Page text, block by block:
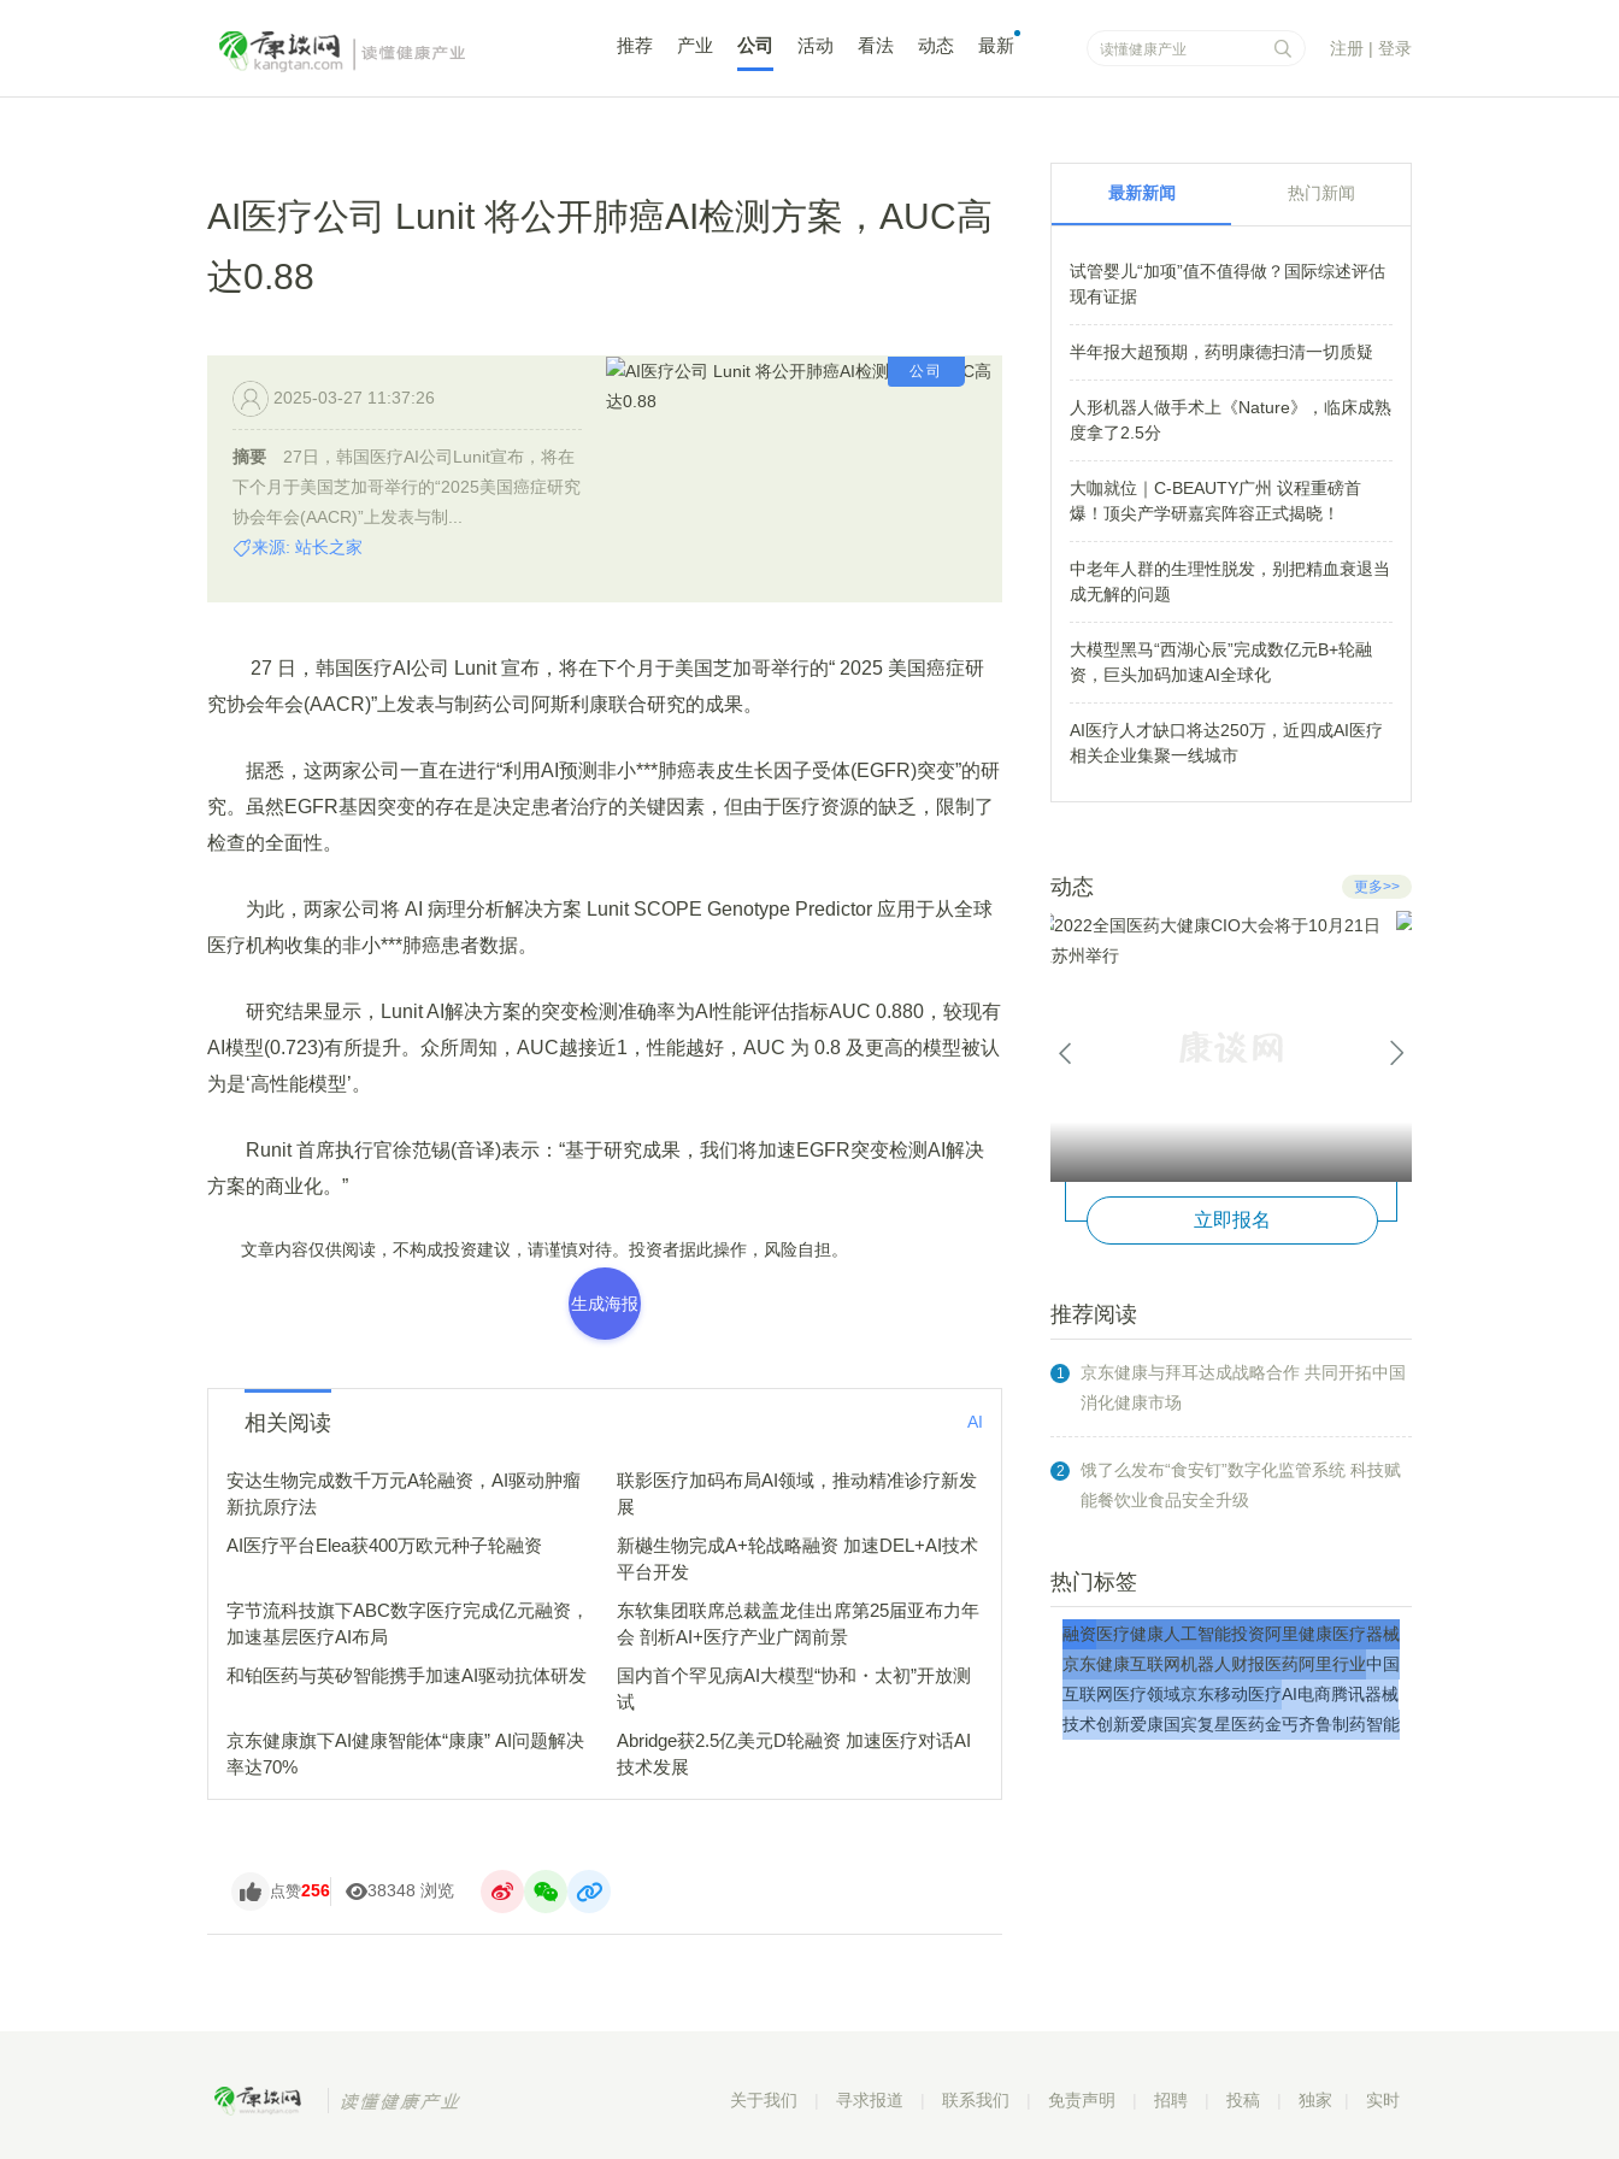
推荐 产业 公司 活动 看法 动态 最新 注册 | 登录
AI医疗公司 Lunit 将公开肺癌AI检测方案，AUC高
达0.88
公司
2025-03-27 11:37:26
摘要
27日，韩国医疗AI公司Lunit宣布，将在
下个月于美国芝加哥举行的“2025美国癌症研究
协会年会(AACR)”上发表与制...
来源: 站长之家
27 日，韩国医疗AI公司 Lunit 宣布，将在下个月于美国芝加哥举行的“ 2025 美国癌症研
究协会年会(AACR)”上发表与制药公司阿斯利康联合研究的成果。
据悉，这两家公司一直在进行“利用AI预测非小***肺癌表皮生长因子受体(EGFR)突变”的研
究。虽然EGFR基因突变的存在是决定患者治疗的关键因素，但由于医疗资源的缺乏，限制了
检查的全面性。
为此，两家公司将 AI 病理分析解决方案 Lunit SCOPE Genotype Predictor 应用于从全球
医疗机构收集的非小***肺癌患者数据。
研究结果显示，Lunit AI解决方案的突变检测准确率为AI性能评估指标AUC 0.880，较现有
AI模型(0.723)有所提升。众所周知，AUC越接近1，性能越好，AUC 为 0.8 及更高的模型被认
为是‘高性能模型’。
Runit 首席执行官徐范锡(音译)表示：“基于研究成果，我们将加速EGFR突变检测AI解决
方案的商业化。”
文章内容仅供阅读，不构成投资建议，请谨慎对待。投资者据此操作，风险自担。
生成海报
相关阅读 AI
安达生物完成数千万元A轮融资，AI驱动肿瘤
新抗原疗法
联影医疗加码布局AI领域，推动精准诊疗新发
展
AI医疗平台Elea获400万欧元种子轮融资
新樾生物完成A+轮战略融资 加速DEL+AI技术
平台开发
字节流科技旗下ABC数字医疗完成亿元融资，
加速基层医疗AI布局
东软集团联席总裁盖龙佳出席第25届亚布力年
会 剖析AI+医疗产业广阔前景
和铂医药与英矽智能携手加速AI驱动抗体研发
国内首个罕见病AI大模型“协和・太初”开放测
试
京东健康旗下AI健康智能体“康康” AI问题解决
率达70%
Abridge获2.5亿美元D轮融资 加速医疗对话AI
技术发展
点赞256 38348 浏览
最新新闻 热门新闻
试管婴儿“加项”值不值得做？国际综述评估
现有证据
半年报大超预期，药明康德扫清一切质疑
人形机器人做手术上《Nature》，临床成熟
度拿了2.5分
大咖就位｜C-BEAUTY广州 议程重磅首
爆！顶尖产学研嘉宾阵容正式揭晓！
中老年人群的生理性脱发，别把精血衰退当
成无解的问题
大模型黑马“西湖心辰”完成数亿元B+轮融
资，巨头加码加速AI全球化
AI医疗人才缺口将达250万，近四成AI医疗
相关企业集聚一线城市
动态 更多>>
立即报名
推荐阅读
1
京东健康与拜耳达成战略合作 共同开拓中国
消化健康市场
2
饿了么发布“食安钉”数字化监管系统 科技赋
能餐饮业食品安全升级
热门标签
融资医疗健康人工智能投资阿里健康医疗器械
京东健康互联网机器人 财报医药阿里行业中国
互联网医疗领域京东移动医疗AI电商腾讯器械
技术创新爱康国宾复星医药金丐齐鲁制药智能
关于我们 寻求报道 联系我们 免责声明 招聘 投稿 独家 实时